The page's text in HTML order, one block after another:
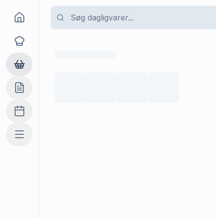
Goma
Opskrifter
Dagligvarer
Indkøbslisten
Madplan
Mere